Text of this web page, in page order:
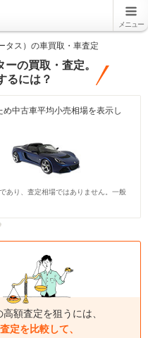
メニュー
タス）の車買取・車査定
の買取・査定。
るには？
中古車平均小売相場を表示し
あり、査定相場ではありません。一般
額査定を狙うには、
定を比較して、